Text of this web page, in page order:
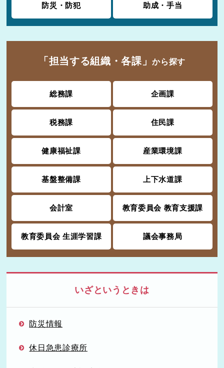
防災・防犯 助成・手当
「担当する組織・各課」から探す
総務課 企画課
税務課 住民課
健康福祉課 産業環境課
基盤整備課 上下水道課
会計室 教育委員会 教育支援課
教育委員会 生涯学習課 議会事務局
いざというときは
防災情報
休日急患診療所